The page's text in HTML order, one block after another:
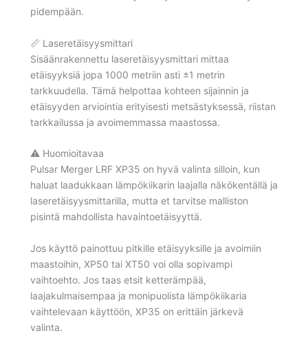
pidempään.
📏 Laseretäisyysmittari
Sisäänrakennettu laseretäisyysmittari mittaa
etäisyyksiä jopa 1000 metriin asti ±1 metrin
tarkkuudella. Tämä helpottaa kohteen sijainnin ja
etäisyyden arviointia erityisesti metsästyksessä, riistan
tarkkailussa ja avoimemmassa maastossa.
⚠️ Huomioitavaa
Pulsar Merger LRF XP35 on hyvä valinta silloin, kun
haluat laadukkaan lämpökiikarin laajalla näkökentällä ja
laseretäisyysmittarilla, mutta et tarvitse malliston
pisintä mahdollista havaintoetäisyyttä.
Jos käyttö painottuu pitkille etäisyyksille ja avoimiin
maastoihin, XP50 tai XT50 voi olla sopivampi
vaihtoehto. Jos taas etsit ketterämpää,
laajakulmaisempaa ja monipuolista lämpökiikaria
vaihtelevaan käyttöön, XP35 on erittäin järkevä
valinta.